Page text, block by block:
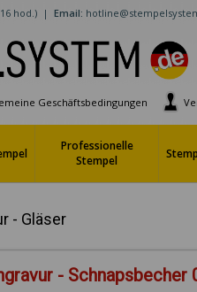
hod.) | Email:
Geschäftsbedingungen
Professionelle
Stempel
- Gläser
- Schnapsbecher